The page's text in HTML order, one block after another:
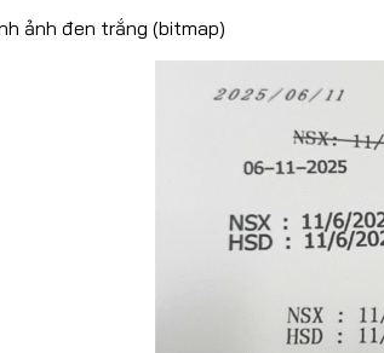
ảnh đen trắng (bitmap)